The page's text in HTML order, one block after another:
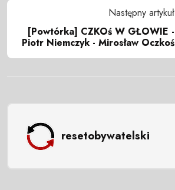
Następny artykuł
[Powtórka] CZKOś W GŁOWIE -
Piotr Niemczyk - Mirosław Oczkoś
resetobywatelski